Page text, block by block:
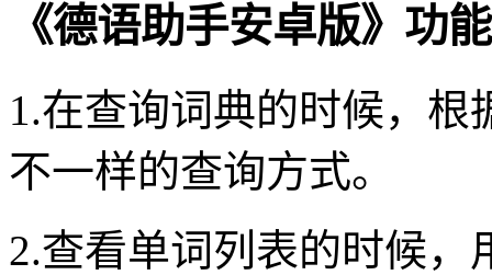
《德语助手安卓版》功
1.在查询词典的时候，
不一样的查询方式。
2.查看单词列表的时候